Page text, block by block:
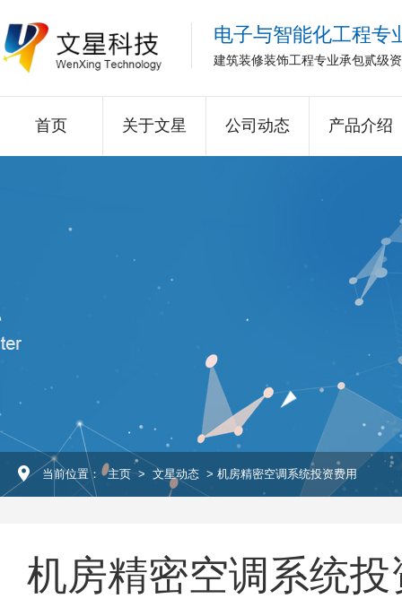
电子与智能化工程专
建筑装修装饰工程专业承包贰级
首页 关于文星 公司动态 产品介绍
当前位置： 主页 > 文星动态 > 机房精密空调系统投资费用
机房精密空调系统投